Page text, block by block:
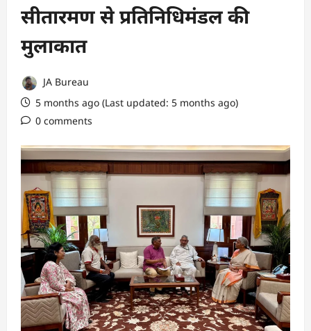
सीतारमण से प्रतिनिधिमंडल की
मुलाकात
JA Bureau
5 months ago (Last updated: 5 months ago)
0 comments